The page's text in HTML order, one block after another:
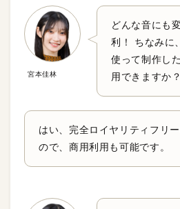
宮本佳林
どんな音にも
利！ ちなみに
使って制作し
用できますか？
はい、完全ロイヤリティフリ
ので、商用利用も可能です。